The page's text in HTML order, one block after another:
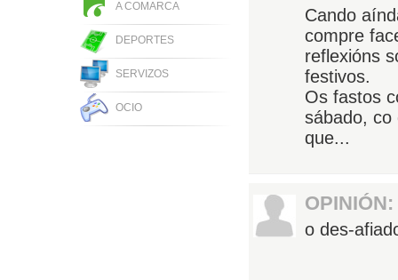
A COMARCA
DEPORTES
SERVIZOS
OCIO
Cando
compre
reflexións
festivos.
Os fastos
sábado, co
que...
OPINIÓN:
o des-